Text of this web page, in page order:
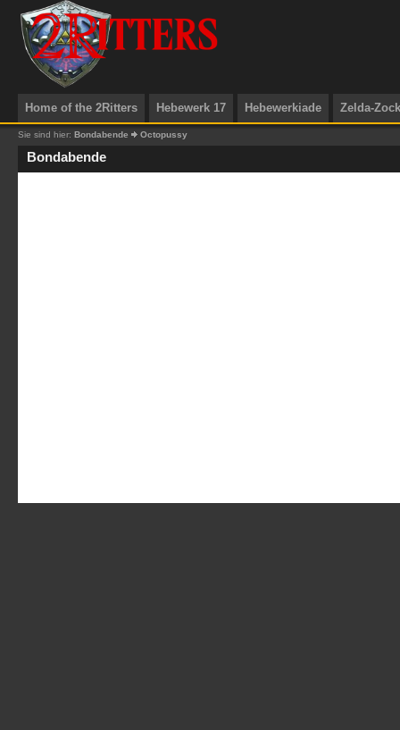
Home of the 2Ritters Hebewerk 17 Hebewerkiade Zelda-
Sie sind hier: Bondabende Octopussy
Bondabende